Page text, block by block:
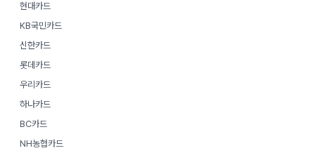
현대카드
KB국민카드
신한카드
롯데카드
우리카드
하나카드
BC카드
NH농협카드